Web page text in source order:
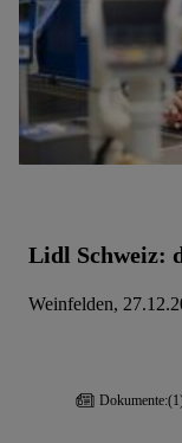
Lidl Schweiz:
Weinfelden,
Dokumente: